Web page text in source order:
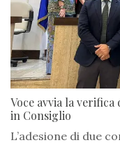
Voce avvia la
in Consiglio
L’adesione di due